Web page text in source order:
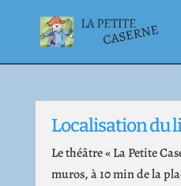
Localisation du
Le théâtre « La Petite
muros, à 10 min de la